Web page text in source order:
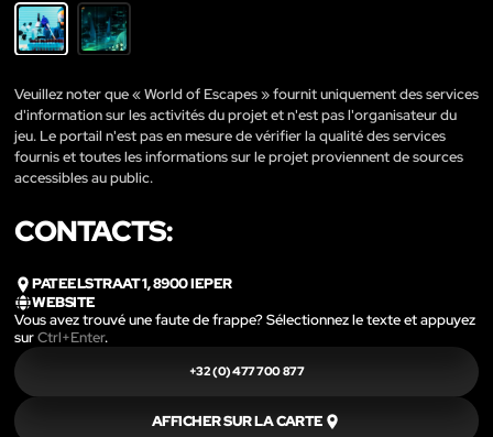
Veuillez noter que « World of Escapes » fournit uniquement des services
d'information sur les activités du projet et n'est pas l'organisateur du
jeu. Le portail n'est pas en mesure de vérifier la qualité des services
fournis et toutes les informations sur le projet proviennent de sources
accessibles au public.
CONTACTS:
PATEELSTRAAT 1, 8900 IEPER
WEBSITE
Vous avez trouvé une faute de frappe? Sélectionnez le texte et appuyez
surCtrl+Enter.
+32 (0) 477 700 877
AFFICHER SUR LA CARTE